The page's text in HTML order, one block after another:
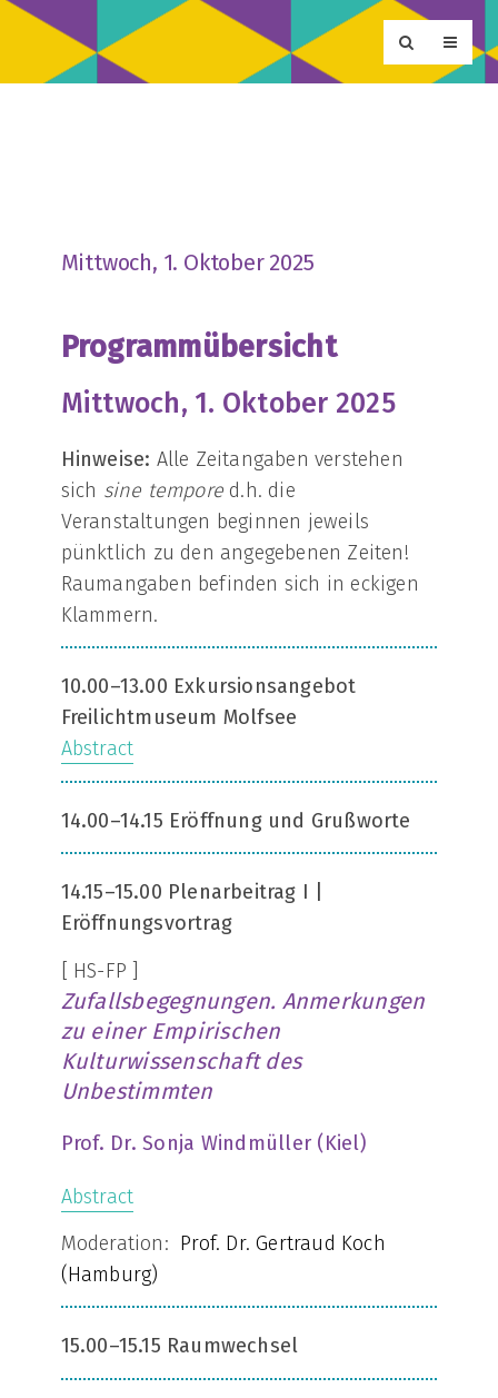
Mittwoch, 1. Oktober 2025
Programmübersicht
Mittwoch, 1. Oktober 2025
Hinweise: Alle Zeitangaben verstehen
sich sine tempore d.h. die
Veranstaltungen beginnen jeweils
pünktlich zu den angegebenen Zeiten!
Raumangaben befinden sich in eckigen
Klammern.
10.00–13.00 Exkursionsangebot
Freilichtmuseum Molfsee
Abstract
14.00–14.15 Eröffnung und Grußworte
14.15–15.00 Plenarbeitrag I |
Eröffnungsvortrag
[ HS-FP ]
Zufallsbegegnungen. Anmerkungen
zu einer Empirischen
Kulturwissenschaft des
Unbestimmten
Prof. Dr. Sonja Windmüller (Kiel)
Abstract
Moderation: Prof. Dr. Gertraud Koch
(Hamburg)
15.00–15.15 Raumwechsel